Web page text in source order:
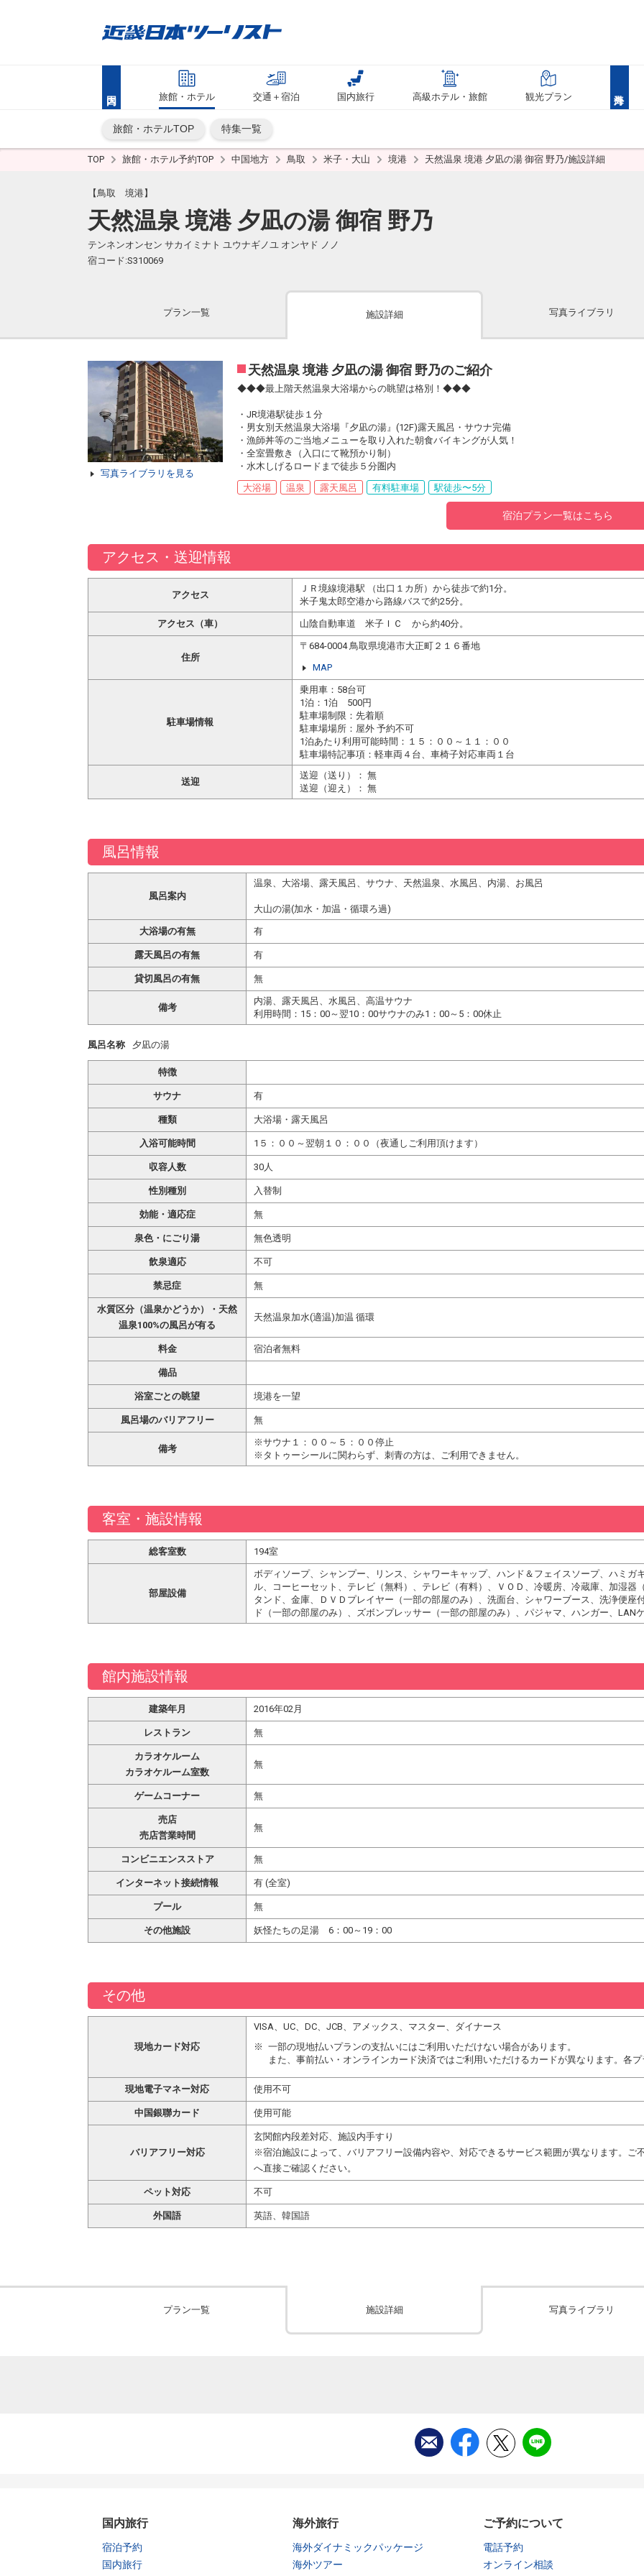
旅館・ホテル 交通＋宿泊 国内旅行 高級ホテル・旅館 観光プラン
旅館・ホテルTOP 特集一覧
TOP 旅館・ホテル予約TOP 中国地方 鳥取 米子・大山 境港 天然温泉 境港 夕凪の湯 御宿 野乃/施設詳細
【鳥取 境港】
天然温泉 境港 夕凪の湯 御宿 野乃
テンネンオンセン サカイミナト ユウナギノユ オンヤド ノノ
宿コード:S310069
プラン一覧 施設詳細 写真ライブラリ
写真ライブラリを見る
天然温泉 境港 夕凪の湯 御宿 野乃のご紹介
◆◆◆最上階天然温泉大浴場からの眺望は格別！◆◆◆
・JR境港駅徒歩１分
・男女別天然温泉大浴場『夕凪の湯』(12F)露天風呂・サウナ完備
・漁師丼等のご当地メニューを取り入れた朝食バイキングが人気！
・全室畳敷き（入口にて靴預かり制）
・水木しげるロードまで徒歩５分圏内
大浴場
温泉 露天風呂 有料駐車場 駅徒歩〜5分
宿泊プラン一覧はこちら
アクセス・送迎情報
アクセス
ＪＲ境線境港駅 （出口１カ所）から徒歩で約1分。
米子鬼太郎空港から路線バスで約25分。
アクセス（車） 山陰自動車道 米子ＩＣ から約40分。
住所
〒684-0004 鳥取県境港市大正町２１６番地
MAP
駐車場情報
乗用車：58台可
1泊：1泊 500円
駐車場制限：先着順
駐車場場所：屋外 予約不可
1泊あたり利用可能時間：１５：００～１１：００
駐車場特記事項：軽車両４台、車椅子対応車両１台
送迎
送迎（送り）： 無
送迎（迎え）： 無
風呂情報
風呂案内
温泉、大浴場、露天風呂、サウナ、天然温泉、水風呂、内湯、お風呂
大山の湯(加水・加温・循環ろ過)
大浴場の有無 有
露天風呂の有無 有
貸切風呂の有無 無
備考
内湯、露天風呂、水風呂、高温サウナ
利用時間：15：00～翌10：00サウナのみ1：00～5：00休止
風呂名称 夕凪の湯
特徴
サウナ 有
種類 大浴場・露天風呂
入浴可能時間 1５：００～翌朝１０：００（夜通しご利用頂けます）
収容人数 30人
性別種別 入替制
効能・適応症 無
泉色・にごり湯 無色透明
飲泉適応 不可
禁忌症 無
水質区分（温泉かどうか）・天然
温泉100%の風呂が有る
天然温泉加水(適温)加温 循環
料金 宿泊者無料
備品
浴室ごとの眺望 境港を一望
風呂場のバリアフリー 無
備考
※サウナ１：００～５：００停止
※タトゥーシールに関わらず、刺青の方は、ご利用できません。
客室・施設情報
総客室数 194室
部屋設備
ボディソープ、シャンプー、リンス、シャワーキャップ、ハンド＆フェイスソープ、ハミガ
ル、コーヒーセット、テレビ（無料）、テレビ（有料）、ＶＯＤ、冷暖房、冷蔵庫、加湿器
タンド、金庫、ＤＶＤプレイヤー（一部の部屋のみ）、洗面台、シャワーブース、洗浄便座
ド（一部の部屋のみ）、ズボンプレッサー（一部の部屋のみ）、パジャマ、ハンガー、LAN
館内施設情報
建築年月 2016年02月
レストラン 無
カラオケルーム
カラオケルーム室数
無
ゲームコーナー 無
売店
売店営業時間
無
コンビニエンスストア 無
インターネット接続情報 有 (全室)
プール 無
その他施設 妖怪たちの足湯 6：00～19：00
その他
現地カード対応
VISA、UC、DC、JCB、アメックス、マスター、ダイナース
一部の現地払いプランの支払いにはご利用いただけない場合があります。
また、事前払い・オンラインカード決済ではご利用いただけるカードが異なります。各プ
現地電子マネー対応 使用不可
中国銀聯カード 使用可能
バリアフリー対応
玄関館内段差対応、施設内手すり
※宿泊施設によって、バリアフリー設備内容や、対応できるサービス範囲が異なります。ご
へ直接ご確認ください。
ペット対応 不可
外国語 英語、韓国語
プラン一覧 施設詳細 写真ライブラリ
国内旅行
宿泊予約
国内旅行
海外旅行
海外ダイナミックパッケージ
海外ツアー
ご予約について
電話予約
オンライン相談